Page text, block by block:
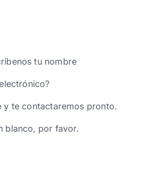
tu nombre
y te contactaremos pronto.
blanco, por favor.